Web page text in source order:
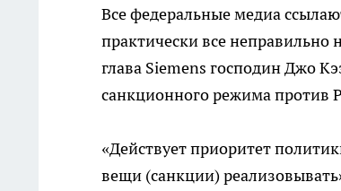
Все федеральные медиа
практически все неправильно
глава Siemens господин Джо
санкционного режима против
«Действует приоритет
вещи (санкции)